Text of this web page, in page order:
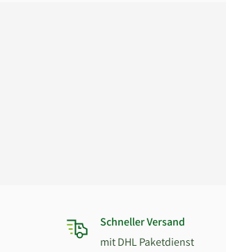
Schneller Versand
mit DHL Paketdienst